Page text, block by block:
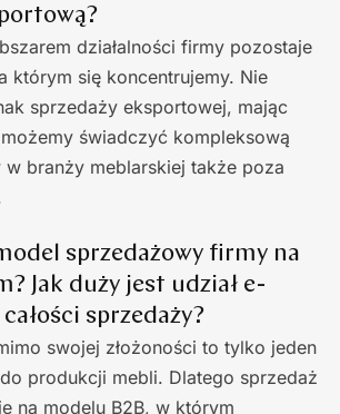
działalności firmy pozostaje
którym się koncentrujemy. Nie
sprzedaży eksportowej, mając
świadczyć kompleksową
w branży meblarskiej także poza
sprzedażowy firmy na
Jak duży jest udział e-
sprzedaży?
swojej złożoności to tylko jeden
produkcji mebli. Dlatego sprzedaż
na modelu B2B, w którym